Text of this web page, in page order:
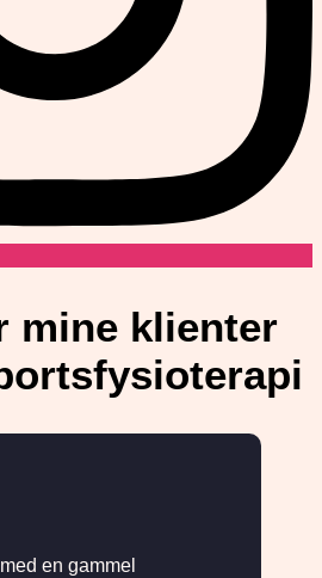
mine klienter
en gammel